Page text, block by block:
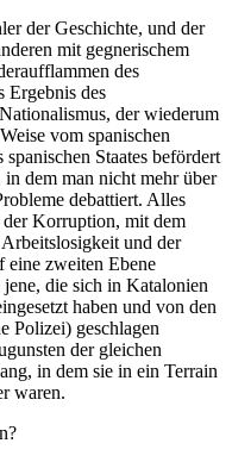
der Geschichte, und der
mit gegnerischem
des
Ergebnis des
der wiederum
vom spanischen
Staates befördert
dem man nicht mehr über
debattiert. Alles
Korruption, mit dem
und der
eine zweiten Ebene
die sich in Katalonien
haben und von den
Polizei) geschlagen
der gleichen
in dem sie in ein Terrain
waren.